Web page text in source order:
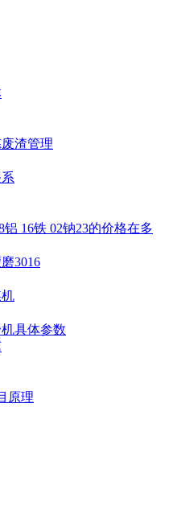
渣管理
16铁 02钠23的价格在多
3016
具体参数
原理